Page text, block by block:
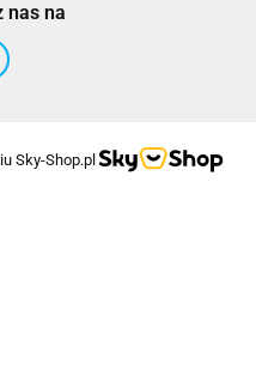
nas na
Sky-Shop.pl